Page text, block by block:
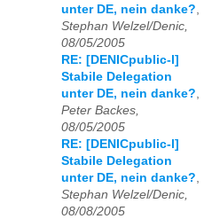
unter DE, nein danke?
Stephan Welzel/Denic,
08/05/2005
RE: [DENICpublic-l]
Stabile Delegation
unter DE, nein danke?
Peter Backes,
08/05/2005
RE: [DENICpublic-l]
Stabile Delegation
unter DE, nein danke?
Stephan Welzel/Denic,
08/08/2005